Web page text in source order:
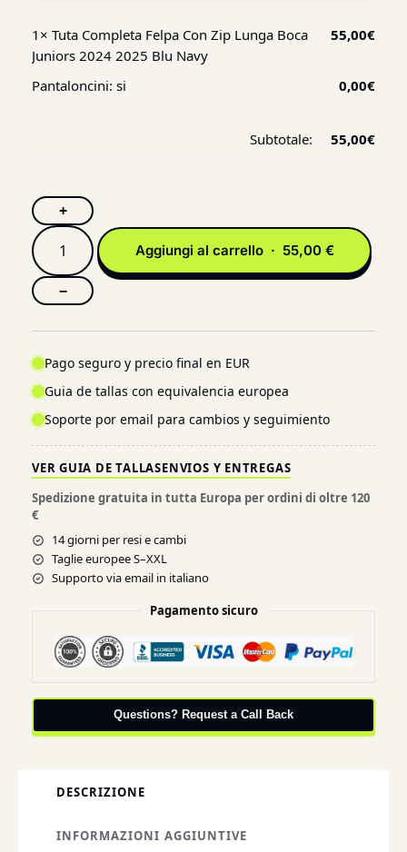
1× Tuta Completa Felpa Con Zip Lunga Boca
Juniors 2024 2025 Blu Navy
55,00€
Pantaloncini: si 0,00€
Subtotale: 55,00€
+
−
Aggiungi al carrello · 55,00 €
Pago seguro y precio final en EUR
Guia de tallas con equivalencia europea
Soporte por email para cambios y seguimiento
VER GUIA DE TALLASENVIOS Y ENTREGAS
Spedizione gratuita in tutta Europa per ordini di oltre 120
€
14 giorni per resi e cambi
Taglie europee S–XXL
Supporto via email in italiano
Pagamento sicuro
Questions? Request a Call Back
DESCRIZIONE
INFORMAZIONI AGGIUNTIVE